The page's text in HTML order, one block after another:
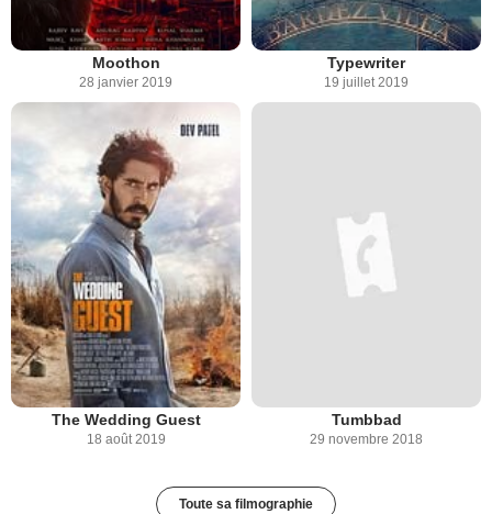
Moothon
28 janvier 2019
Typewriter
19 juillet 2019
The Wedding Guest
18 août 2019
Tumbbad
29 novembre 2018
Toute sa filmographie